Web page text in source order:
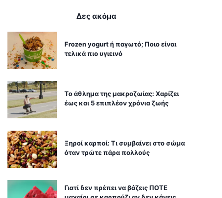
Δες ακόμα
Frozen yogurt ή παγωτό; Ποιο είναι
τελικά πιο υγιεινό
Το άθλημα της μακροζωίας: Χαρίζει
έως και 5 επιπλέον χρόνια ζωής
Ξηροί καρποί: Τι συμβαίνει στο σώμα
όταν τρώτε πάρα πολλούς
Γιατί δεν πρέπει να βάζεις ΠΟΤΕ